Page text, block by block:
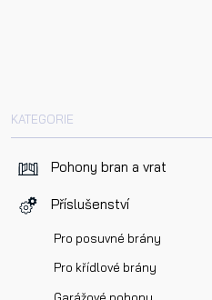
KATEGORIE
Pohony bran a vrat
Příslušenství
Pro posuvné brány
Pro křídlové brány
Odeslat